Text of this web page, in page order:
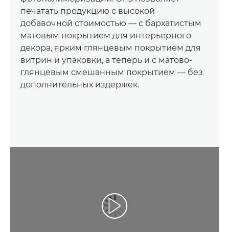
печатать продукцию с высокой
добавочной стоимостью — с бархатистым
матовым покрытием для интерьерного
декора, ярким глянцевым покрытием для
витрин и упаковки, а теперь и с матово-
глянцевым смешанным покрытием — без
дополнительных издержек.